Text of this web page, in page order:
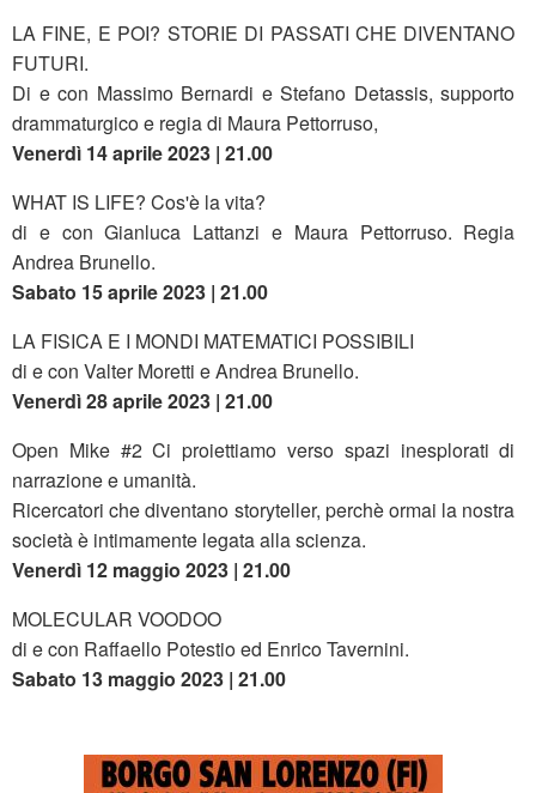
LA FINE, E POI? STORIE DI PASSATI CHE DIVENTANO
FUTURI.
Di e con Massimo Bernardi e Stefano Detassis, supporto
drammaturgico e regia di Maura Pettorruso,
Venerdì 14 aprile 2023 | 21.00
WHAT IS LIFE? Cos'è la vita?
di e con Gianluca Lattanzi e Maura Pettorruso. Regia
Andrea Brunello.
Sabato 15 aprile 2023 | 21.00
LA FISICA E I MONDI MATEMATICI POSSIBILI
di e con Valter Moretti e Andrea Brunello.
Venerdì 28 aprile 2023 | 21.00
Open Mike #2 Ci proiettiamo verso spazi inesplorati di
narrazione e umanità.
Ricercatori che diventano storyteller, perchè ormai la nostra
società è intimamente legata alla scienza.
Venerdì 12 maggio 2023 | 21.00
MOLECULAR VOODOO
di e con Raffaello Potestio ed Enrico Tavernini.
Sabato 13 maggio 2023 | 21.00